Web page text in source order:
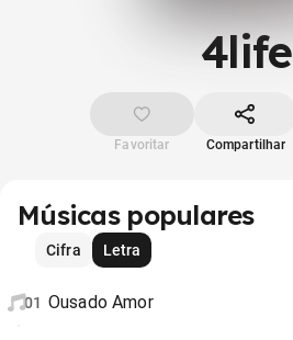
4life
Favoritar Compartilhar
Músicas populares
Cifra
Letra
01 Ousado Amor